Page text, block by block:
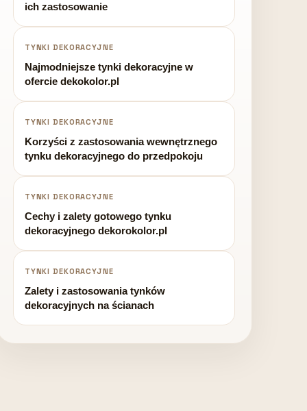
ich zastosowanie
TYNKI DEKORACYJNE
Najmodniejsze tynki dekoracyjne w
ofercie dekokolor.pl
TYNKI DEKORACYJNE
Korzyści z zastosowania wewnętrznego
tynku dekoracyjnego do przedpokoju
TYNKI DEKORACYJNE
Cechy i zalety gotowego tynku
dekoracyjnego dekorokolor.pl
TYNKI DEKORACYJNE
Zalety i zastosowania tynków
dekoracyjnych na ścianach